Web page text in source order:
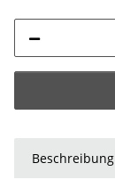
Beschreibung